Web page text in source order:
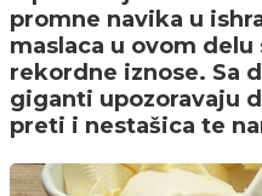
promne navika u
maslaca u ovom
rekordne iznose. Sa
giganti upozoravaju
preti i nestašica te